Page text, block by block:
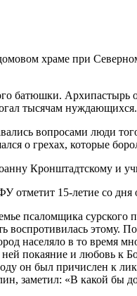
храме при
батюшки.
тысячам нуждающихся.
вопросами люди
о грехах, которые
Кронштадтскому и
отметит 15-летие со дня
псаломщика
воспротивилась
населяло в то время
покаяние и любовь
он был причислен к
заметил: «В какой бы